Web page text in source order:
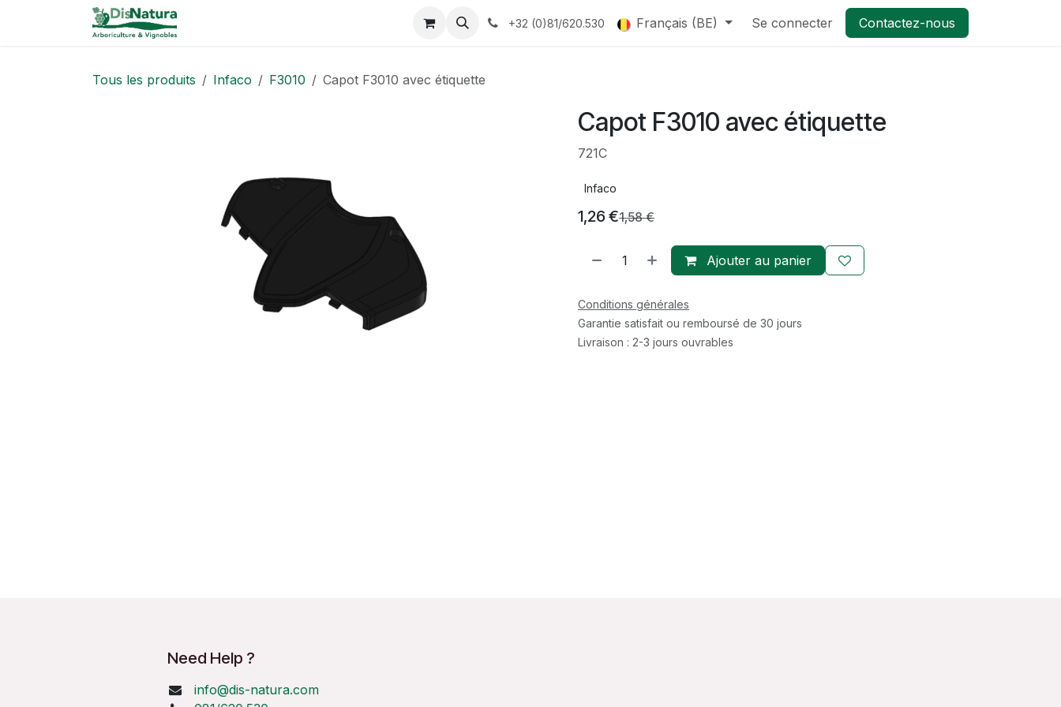
Se rendre au contenu
+32 (0)81/620.530 Français (BE) Se connecter Contactez-nous
Tous les produits Infaco F3010 Capot F3010 avec étiquette
Capot F3010 avec étiquette
721C
Infaco
1,26 €1,58€
Ajouter au panier
Conditions générales
Garantie satisfait ou remboursé de 30 jours
Livraison : 2-3 jours ouvrables
Need Help ?
info@dis-natura.com